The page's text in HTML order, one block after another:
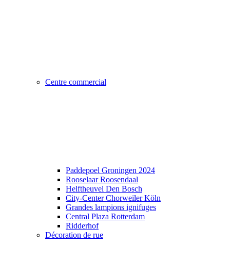
Centre commercial
Paddepoel Groningen 2024
Rooselaar Roosendaal
Helftheuvel Den Bosch
City-Center Chorweiler Köln
Grandes lampions ignifuges
Central Plaza Rotterdam
Ridderhof
Décoration de rue